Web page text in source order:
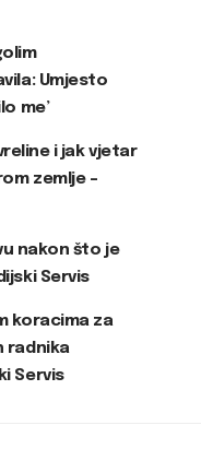
Umjesto
me’
vreline i jak vjetar
zemlje –
nakon što je
Servis
koracima za
radnika
Servis